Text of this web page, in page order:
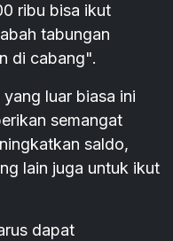
ribu bisa ikut
tabungan
di cabang".
luar biasa ini
semangat
saldo,
lain juga untuk ikut
dapat